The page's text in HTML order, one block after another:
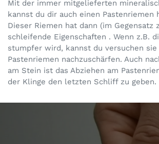
Mit der immer mitgelieferten
kannst du dir auch einen Pastenriemen
Dieser Riemen hat dann (im Gegensatz
schleifende Eigenschaften . Wenn z.B.
stumpfer wird, kannst du versuchen sie
Pastenriemen nachzuschärfen. Auch
am Stein ist das Abziehen am
der Klinge den letzten Schliff zu geben.